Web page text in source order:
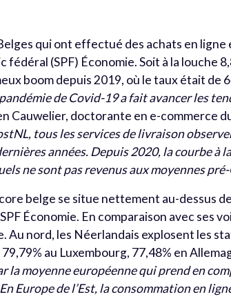
qui ont effectué des achats en
(SPF) Économie. Soit à la louche
boom depuis 2019, où le taux était de
de Covid-19 a fait avancer les
Cauwelier, doctorante en e-commerce
tous les services de livraison
années. Depuis 2020, la courbe à
ne sont pas revenus aux moyennes
belge se situe nettement au-dessus
Économie. En comparaison avec ses
Au nord, les Néerlandais explosent les
au Luxembourg, 77,48% en
la moyenne européenne qui prend en
En Europe de l’Est, la consommation en